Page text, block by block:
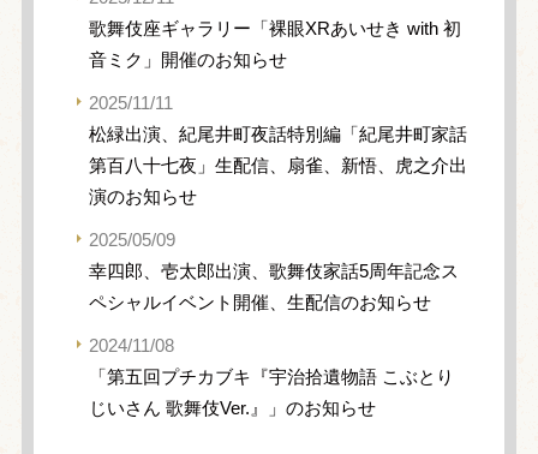
歌舞伎座ギャラリー「裸眼XRあいせき with 初
音ミク」開催のお知らせ
2025/11/11
松緑出演、紀尾井町夜話特別編「紀尾井町家話
第百八十七夜」生配信、扇雀、新悟、虎之介出
演のお知らせ
2025/05/09
幸四郎、壱太郎出演、歌舞伎家話5周年記念ス
ペシャルイベント開催、生配信のお知らせ
2024/11/08
「第五回プチカブキ『宇治拾遺物語 こぶとり
じいさん 歌舞伎Ver.』」のお知らせ